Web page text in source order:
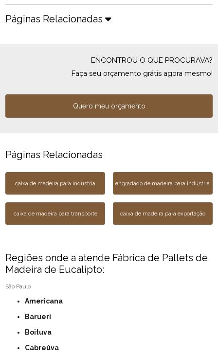
Páginas Relacionadas
ENCONTROU O QUE PROCURAVA?
Faça seu orçamento grátis agora mesmo!
Quero meu orçamento
Páginas Relacionadas
caixa de madeira para industria engradado de madeira para indústria
caixa de madeira para transporte caixa de madeira para exportação
Regiões onde a atende Fábrica de Pallets de
Madeira de Eucalipto:
São Paulo
Americana
Barueri
Boituva
Cabreúva